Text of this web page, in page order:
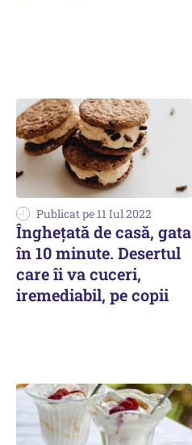
Publicat pe 11 Iul 2022
Înghețată de casă, gata
în 10 minute. Desertul
care îi va cuceri,
iremediabil, pe copii